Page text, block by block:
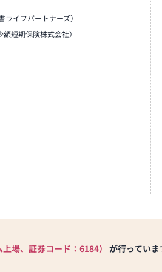
イフパートナーズ）
短期保険株式会社）
場、証券コード：6184） が行っていま